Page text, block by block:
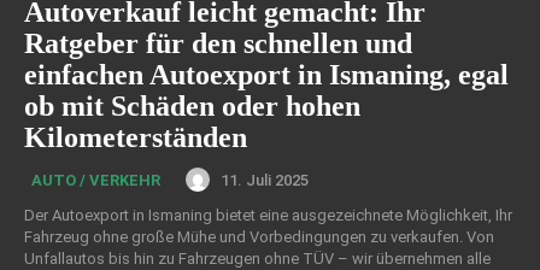
Autoverkauf leicht gemacht: Ihr
Ratgeber für den schnellen und
einfachen Autoexport in Ismaning, egal
ob mit Schäden oder hohen
Kilometerständen
AUTO / VERKEHR
11. Juli 2025
Der Autoexport in Ismaning bietet eine ausgezeichnete Möglichkeit, Ihr
Fahrzeug ohne große Mühe und Vorbedingungen zu verkaufen. Von
Unfallautos bis hin zu Fahrzeugen ohne TÜV – wir übernehmen alle